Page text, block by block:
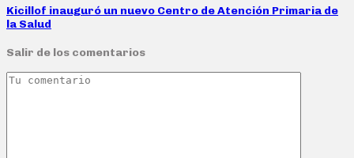
Kicillof inauguró un nuevo Centro de Atención Primaria de
la Salud
Salir de los comentarios